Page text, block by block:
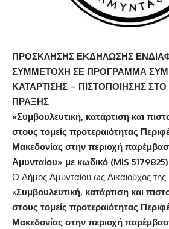
ΠΡΟΣΚΛΗΣΗΣ ΕΚΔΗΛΩΣΗΣ
ΣΥΜΜΕΤΟΧΗ ΣΕ ΠΡΟΓΡΑΜΜΑ
ΚΑΤΑΡΤΙΣΗΣ – ΠΙΣΤΟΠΟΙΗΣΗΣ ΣΤΟ
ΠΡΑΞΗΣ
«Συμβουλευτική, κατάρτιση και
στους τομείς προτεραιότητας
Μακεδονίας στην περιοχή
Αμυνταίου» με κωδικό (MIS 5179825)
Ο Δήμος Αμυνταίου ως Δικαιούχος
«Συμβουλευτική, κατάρτιση και
στους τομείς προτεραιότητας
Μακεδονίας στην περιοχή